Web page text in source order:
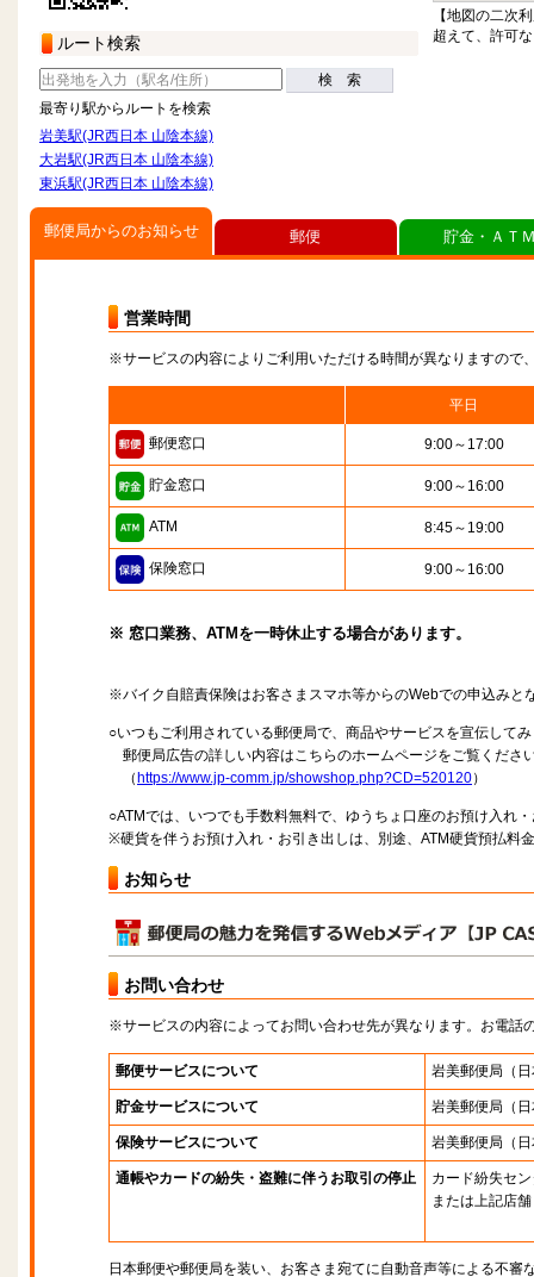
ルート検索
検 索
最寄り駅からルートを検索
岩美駅(JR西日本 山陰本線)
大岩駅(JR西日本 山陰本線)
東浜駅(JR西日本 山陰本線)
【地図の二次
超えて、許可
郵便局からのお知らせ
営業時間
※サービスの内容によりご利用いただける時間が異なりますので
平日
郵便窓口 9:00～17:00
貯金窓口 9:00～16:00
ATM 8:45～19:00
保険窓口 9:00～16:00
※ 窓口業務、ATMを一時休止する場合があります。
※バイク自賠責保険はお客さまスマホ等からのWebでの申込みと
○いつもご利用されている郵便局で、商品やサービスを宣伝して
郵便局広告の詳しい内容はこちらのホームページをご覧くださ
（ https://www.jp-comm.jp/showshop.php?CD=520120）
○ATMでは、いつでも手数料無料で、ゆうちょ口座のお預け入れ
※硬貨を伴うお預け入れ・お引き出しは、別途、ATM硬貨預払料
お知らせ
お問い合わせ
※サービスの内容によってお問い合わせ先が異なります。お電話
郵便サービスについて 岩美郵便局 （
貯金サービスについて 岩美郵便局 （
保険サービスについて 岩美郵便局 （
通帳やカードの紛失・盗難に伴うお取引の停止
カード紛失セ
または上記店舗
日本郵便や郵便局を装い、お客さま宛てに自動音声等による不審
郵便 貯金・ＡＴ